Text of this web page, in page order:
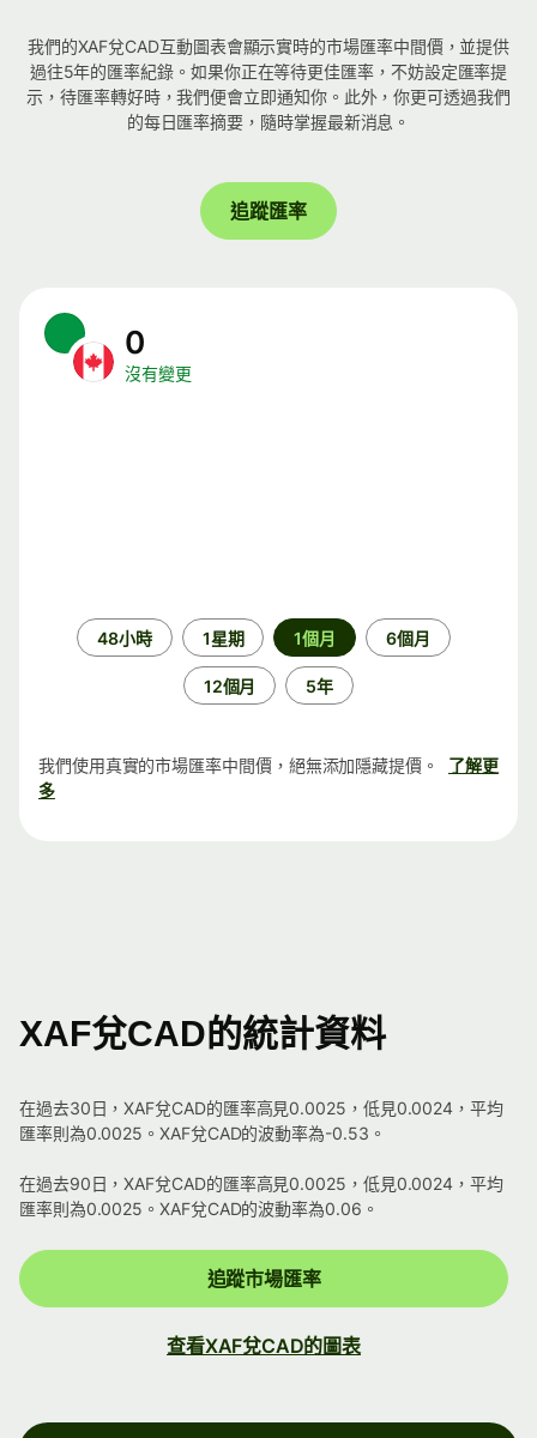
我們的XAF兌CAD互動圖表會顯示實時的市場匯率中間價，並提供
過往5年的匯率紀錄。如果你正在等待更佳匯率，不妨設定匯率提
示，待匯率轉好時，我們便會立即通知你。此外，你更可透過我們
的每日匯率摘要，隨時掌握最新消息。
追蹤匯率
0
沒有變更
48小時 1星期 1個月 6個月
12個月 5年
我們使用真實的市場匯率中間價，絕無添加隱藏提價。
了解更
多
XAF兌CAD的統計資料
在過去30日，XAF兌CAD的匯率高見0.0025，低見0.0024，平均
匯率則為0.0025。XAF兌CAD的波動率為-0.53。
在過去90日，XAF兌CAD的匯率高見0.0025，低見0.0024，平均
匯率則為0.0025。XAF兌CAD的波動率為0.06。
追蹤市場匯率
查看XAF兌CAD的圖表